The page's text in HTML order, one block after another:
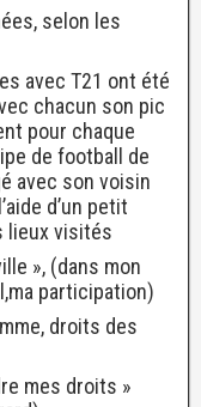
selon les
avec T21 ont été
chacun son pic
pour chaque
de football de
avec son voisin
d’un petit
lieux visités
», (dans mon
participation)
droits des
mes droits »